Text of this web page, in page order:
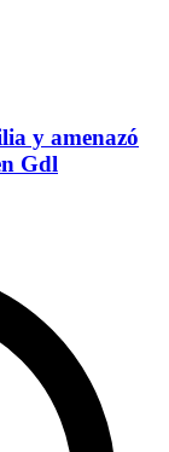
y amenazó
Gdl